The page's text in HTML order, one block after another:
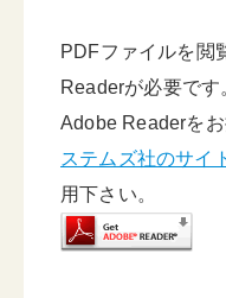
PDFファイルを閲
Readerが必要です
Adobe Readerをお
ステムズ社のサイ
用下さい。